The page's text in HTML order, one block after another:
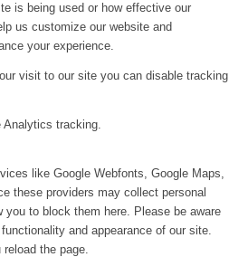
is being used or how effective our
us customize our website and
your experience.
visit to our site you can disable tracking
tracking.
like Google Webfonts, Google Maps,
these providers may collect personal
to block them here. Please be aware
and appearance of our site.
the page.